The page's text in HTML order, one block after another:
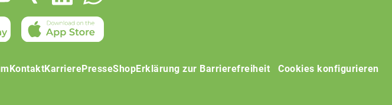
KontaktKarrierePresseShopErklärung zur Barrierefreiheit Cookies konfigurieren